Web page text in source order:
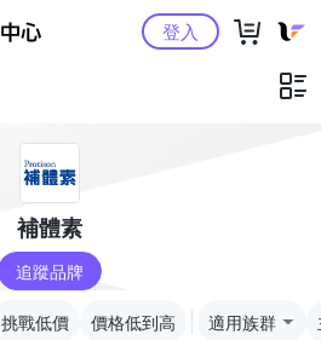
Yahoo購物中心登入
補體素
追蹤品牌
挑戰低價 價格低到高 適用族群